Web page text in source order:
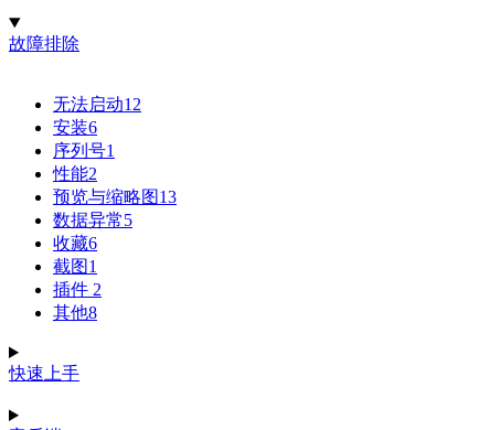
故障排除
无法启动12
安装6
序列号1
性能2
预览与缩略图13
数据异常5
收藏6
截图1
插件 2
其他8
快速上手